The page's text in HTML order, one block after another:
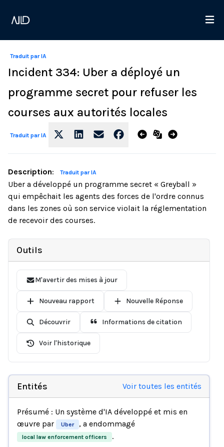
Traduit par IA
Incident 334: Uber a déployé un
programme secret pour refuser les
courses aux autorités locales
Traduit par IA
Description: Traduit par IA
Uber a développé un programme secret « Greyball »
qui empêchait les agents des forces de l'ordre connus
dans les zones où son service violait la réglementation
de recevoir des courses.
Outils
M'avertir des mises à jour
Nouveau rapport Nouvelle Réponse
Découvrir Informations de citation
Voir l'historique
Entités Voir toutes les entités
Présumé : Un système d'IA développé et mis en
œuvre par
Uber , a endommagé
local law enforcement officers .